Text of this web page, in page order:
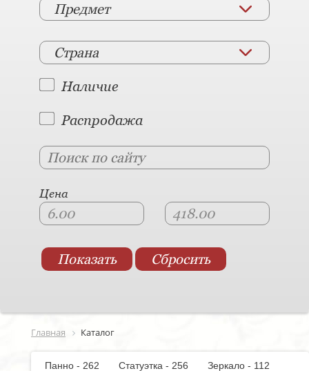
Предмет
Страна
Наличие
Распродажа
Цена
Главная Каталог
Панно - 262 Статуэтка - 256
Зеркало - 112